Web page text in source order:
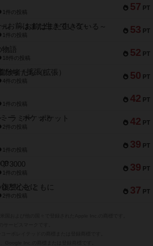
57 PT
1件の投稿
53 PT
ル ～お前はまだ生きている～
1件の投稿
52 PT
語
18件の投稿
50 PT
険者たち（拡張）
4件の投稿
42 PT
1件の投稿
42 PT
・ラミー ポケット
2件の投稿
39 PT
1件の投稿
39 PT
3000
1件の投稿
37 PT
讐心とともに
2件の投稿